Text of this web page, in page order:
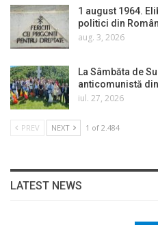
1 august 1964.
politici din
aug. 3, 2026
La Sâmbăta de
anticomunistă
iul. 27, 2026
PREV NEXT 1 of 2.484
LATEST NEWS